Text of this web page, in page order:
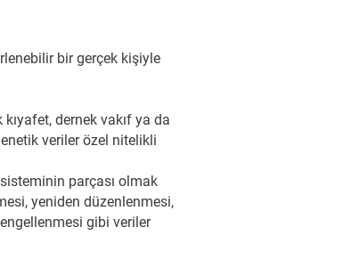
bir gerçek kişiyle
dernek vakıf ya da
veriler özel nitelikli
parçası olmak
yeniden düzenlenmesi,
engellenmesi gibi veriler